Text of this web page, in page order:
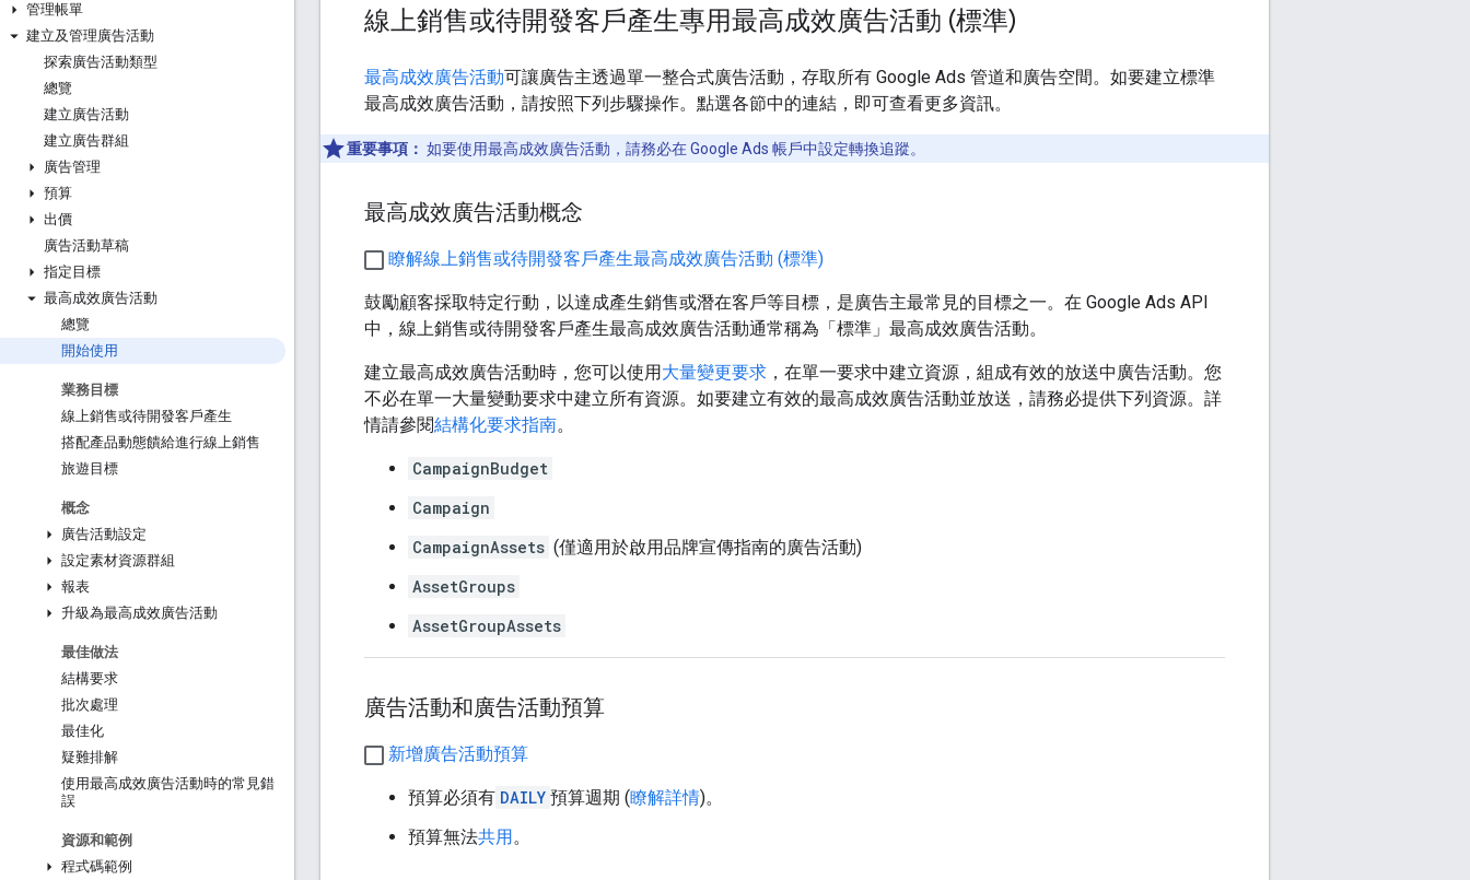
管理帳單
建立及管理廣告活動
探索廣告活動類型
總覽
建立廣告活動
建立廣告群組
廣告管理
預算
出價
廣告活動草稿
指定目標
最高成效廣告活動
總覽
開始使用
業務目標
線上銷售或待開發客戶產生
搭配產品動態饋給進行線上銷售
旅遊目標
概念
廣告活動設定
設定素材資源群組
報表
升級為最高成效廣告活動
最佳做法
結構要求
批次處理
最佳化
疑難排解
使用最高成效廣告活動時的常見錯
誤
資源和範例
程式碼範例
線上銷售或待開發客戶產生專用最高成效廣告活動 (標準)
最高成效廣告活動可讓廣告主透過單一整合式廣告活動，存取所有 Google Ads 管道和廣告空間。如要建立標準
最高成效廣告活動，請按照下列步驟操作。點選各節中的連結，即可查看更多資訊。
重要事項： 如要使用最高成效廣告活動，請務必在 Google Ads 帳戶中設定轉換追蹤。
最高成效廣告活動概念
瞭解線上銷售或待開發客戶產生最高成效廣告活動 (標準)
鼓勵顧客採取特定行動，以達成產生銷售或潛在客戶等目標，是廣告主最常見的目標之一。在 Google Ads API
中，線上銷售或待開發客戶產生最高成效廣告活動通常稱為「標準」 最高成效廣告活動。
建立最高成效廣告活動時，您可以使用大量變更要求 ，在單一要求中建立資源，組成有效的放送中廣告活動。您
不必在單一大量變動要求中建立所有資源。如要建立有效的最高成效廣告活動並放送，請務必提供下列資源。詳
情請參閱結構化要求指南。
CampaignBudget
Campaign
CampaignAssets (僅適用於啟用品牌宣傳指南的廣告活動)
AssetGroups
AssetGroupAssets
廣告活動和廣告活動預算
新增廣告活動預算
預算必須有 DAILY 預算週期 (瞭解詳情)。
預算無法共用。